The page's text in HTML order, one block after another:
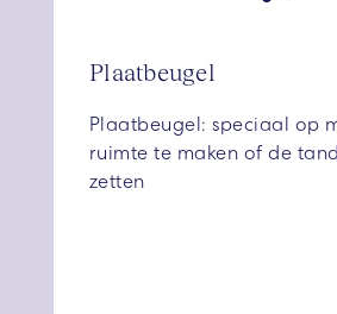
Plaatbeugel
Plaatbeugel: speciaal op
ruimte te maken of de
zetten